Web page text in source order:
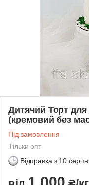
Дитячий Торт
(кремовий без
Під замовлення
Тільки опт
Відправка з 10
1 000